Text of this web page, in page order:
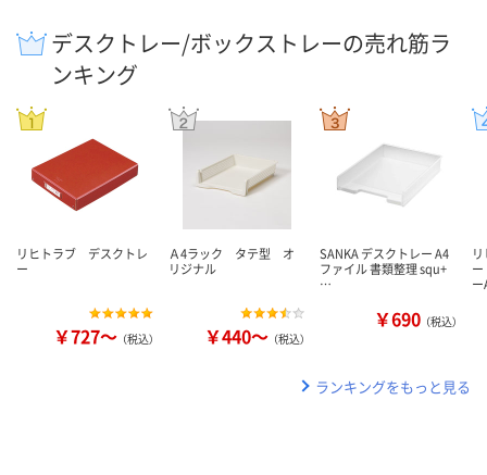
デスクトレー/ボックストレーの売れ筋ラ
ンキング
リヒトラブ デスクトレ
ー
￥727～ （税込）
Ａ4ラック タテ型 オ
リジナル
￥440～ （税込）
SANKA デスクトレー A4
ファイル 書類整理 squ+
…
￥690 （税込）
ー
ランキングをもっと見る